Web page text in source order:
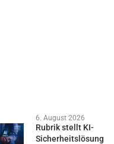
6. August 2026
Rubrik stellt KI-
Sicherheitslösung